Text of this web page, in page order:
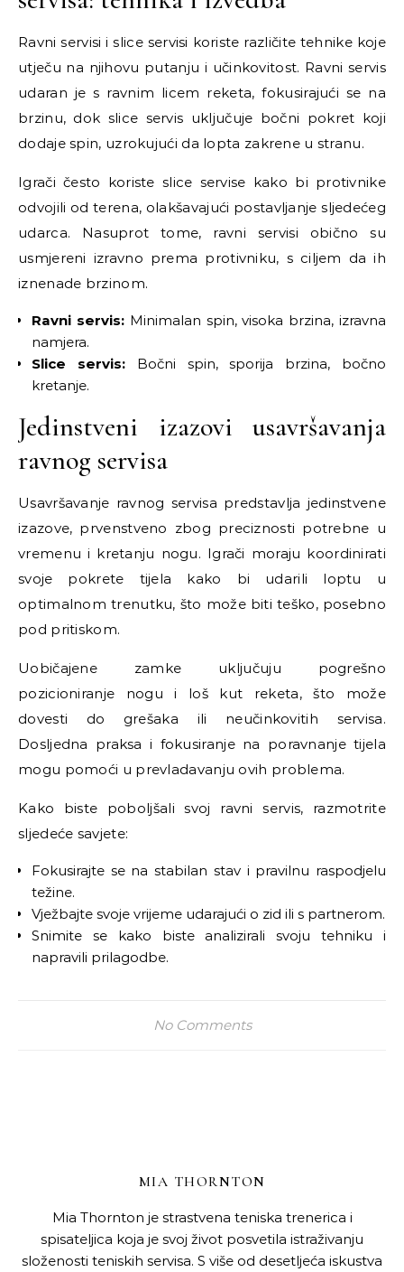
Ravni servisi i slice servisi koriste različite tehnike koje
utječu na njihovu putanju i učinkovitost. Ravni servis
udaran je s ravnim licem reketa, fokusirajući se na
brzinu, dok slice servis uključuje bočni pokret koji
dodaje spin, uzrokujući da lopta zakrene u stranu.
Igrači često koriste slice servise kako bi protivnike
odvojili od terena, olakšavajući postavljanje sljedećeg
udarca. Nasuprot tome, ravni servisi obično su
usmjereni izravno prema protivniku, s ciljem da ih
iznenade brzinom.
Ravni servis:Minimalan spin, visoka brzina, izravna
namjera.
Slice servis:Bočni spin, sporija brzina, bočno
kretanje.
Jedinstveni izazovi usavršavanja
ravnog servisa
Usavršavanje ravnog servisa predstavlja jedinstvene
izazove, prvenstveno zbog preciznosti potrebne u
vremenu i kretanju nogu. Igrači moraju koordinirati
svoje pokrete tijela kako bi udarili loptu u
optimalnom trenutku, što može biti teško, posebno
pod pritiskom.
Uobičajene zamke uključuju pogrešno
pozicioniranje nogu i loš kut reketa, što može
dovesti do grešaka ili neučinkovitih servisa.
Dosljedna praksa i fokusiranje na poravnanje tijela
mogu pomoći u prevladavanju ovih problema.
Kako biste poboljšali svoj ravni servis, razmotrite
sljedeće savjete:
Fokusirajte se na stabilan stav i pravilnu raspodjelu
težine.
Vježbajte svoje vrijeme udarajući o zid ili s partnerom.
Snimite se kako biste analizirali svoju tehniku i
napravili prilagodbe.
No Comments
MIA THORNTON
Mia Thornton je strastvena teniska trenerica i
spisateljica koja je svoj život posvetila istraživanju
složenosti teniskih servisa. S više od desetljeća iskustva